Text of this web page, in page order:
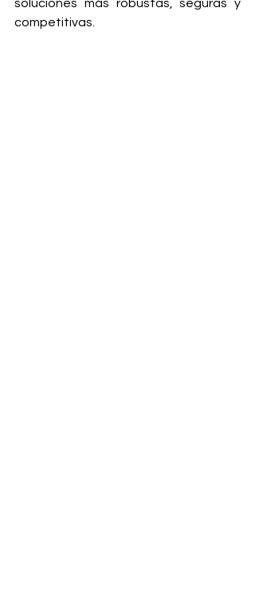
soluciones más robustas, seguras y
competitivas.